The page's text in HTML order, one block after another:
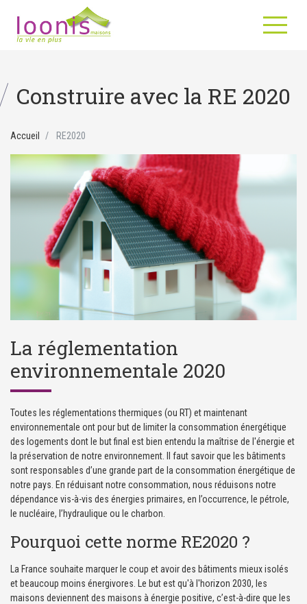
Construire avec la RE 2020
Accueil RE2020
La réglementation
environnementale 2020
Toutes les réglementations thermiques (ou RT) et maintenant
environnementale ont pour but de limiter la consommation énergétique
des logements dont le but final est bien entendu la maîtrise de l'énergie et
la préservation de notre environnement. Il faut savoir que les bâtiments
sont responsables d’une grande part de la consommation énergétique de
notre pays. En réduisant notre consommation, nous réduisons notre
dépendance vis-à-vis des énergies primaires, en l’occurrence, le pétrole,
le nucléaire, l’hydraulique ou le charbon.
Pourquoi cette norme RE2020 ?
La France souhaite marquer le coup et avoir des bâtiments mieux isolés
et beaucoup moins énergivores. Le but est qu'à l'horizon 2030, les
maisons deviennent des maisons à énergie positive, c’est-à-dire que les